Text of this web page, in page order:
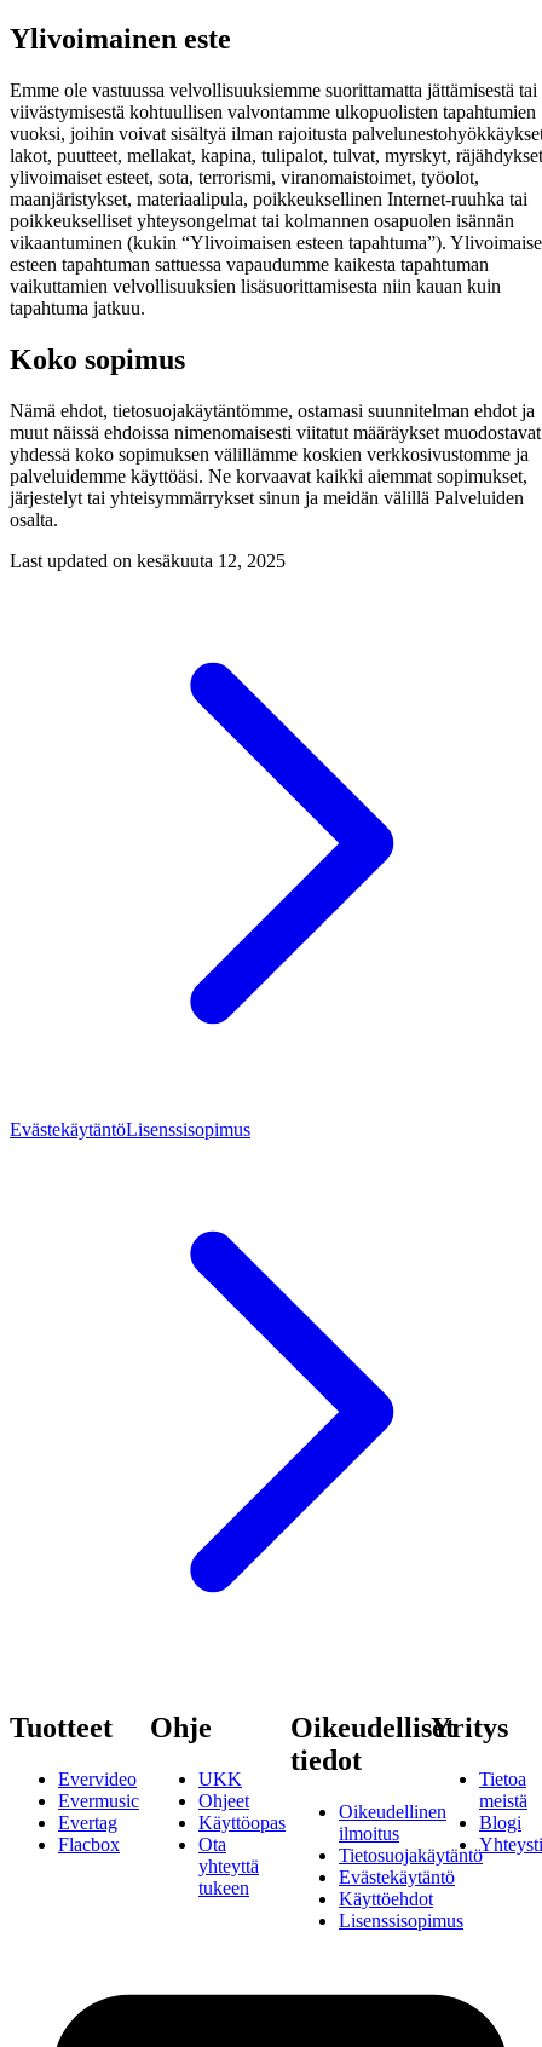
Ylivoimainen este
Emme ole vastuussa velvollisuuksiemme suorittamatta jättämisestä tai
viivästymisestä kohtuullisen valvontamme ulkopuolisten tapahtumien
vuoksi, joihin voivat sisältyä ilman rajoitusta
lakot, puutteet, mellakat, kapina, tulipalot, tulvat, myrskyt,
ylivoimaiset esteet, sota, terrorismi, viranomaistoimet, työolot,
maanjäristykset, materiaalipula, poikkeuksellinen Internet-ruuhka tai
poikkeukselliset yhteysongelmat tai kolmannen osapuolen isännän
vikaantuminen (kukin “Ylivoimaisen esteen tapahtuma”).
esteen tapahtuman sattuessa vapaudumme kaikesta tapahtuman
vaikuttamien velvollisuuksien lisäsuorittamisesta niin kauan kuin
tapahtuma jatkuu.
Koko sopimus
Nämä ehdot, tietosuojakäytäntömme, ostamasi suunnitelman ehdot ja
muut näissä ehdoissa nimenomaisesti viitatut määräykset muodostavat
yhdessä koko sopimuksen välillämme koskien verkkosivustomme ja
palveluidemme käyttöäsi. Ne korvaavat kaikki aiemmat sopimukset,
järjestelyt tai yhteisymmärrykset sinun ja meidän välillä Palveluiden
osalta.
Last updated on kesäkuuta 12, 2025
EvästekäytäntöLisenssisopimus
Tuotteet
Evervideo
Evermusic
Evertag
Flacbox
Ohje
UKK
Ohjeet
Käyttöopas
Ota
yhteyttä
tukeen
Oikeudelliset
tiedot
Oikeudellinen
ilmoitus
Tietosuojakäytäntö
Evästekäytäntö
Käyttöehdot
Lisenssisopimus
Yritys
Tietoa
meistä
Blogi